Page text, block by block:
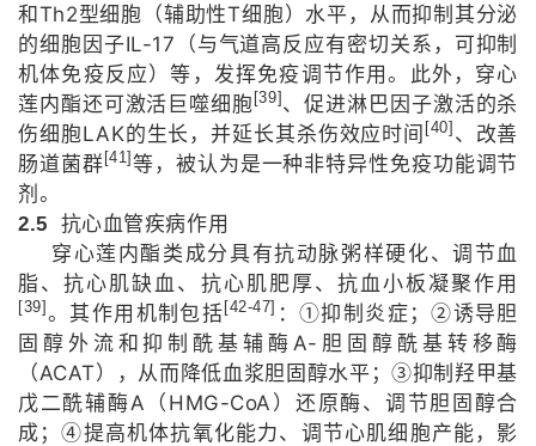
和 Th2型细胞（辅助性T细胞）水平，从而抑制其分泌
的细胞因子IL-17 （与气道高反应有密切关系，可抑制
机体免疫反应）等，发挥免疫调节作用。此外，穿心
莲内酯还可激活巨噬细胞 [39] 、促进淋巴因子激活的杀
伤细胞LAK的生长，并延长其杀伤效应时间 [40] 、改善
肠道菌群 [41] 等，被认为是一种非特异性免疫功能调节
剂。
2.5
抗心血管疾病作用
穿心莲内酯类成分具有抗动脉粥样硬化、调节血
脂、抗心肌缺血、抗心肌肥厚、抗血小板凝聚作用
[39] 。其作用机制包括 [42-47] ：①抑制炎症；②诱导胆
固醇外流和抑制酰基辅酶 A- 胆固醇酰基转移酶
（ ACAT ），从而降低血浆胆固醇水平；③抑制羟甲基
戊二酰辅酶A （ HMG-CoA ）还原酶、调节胆固醇合
成；④提高机体抗氧化能力、调节心肌细胞产能，影